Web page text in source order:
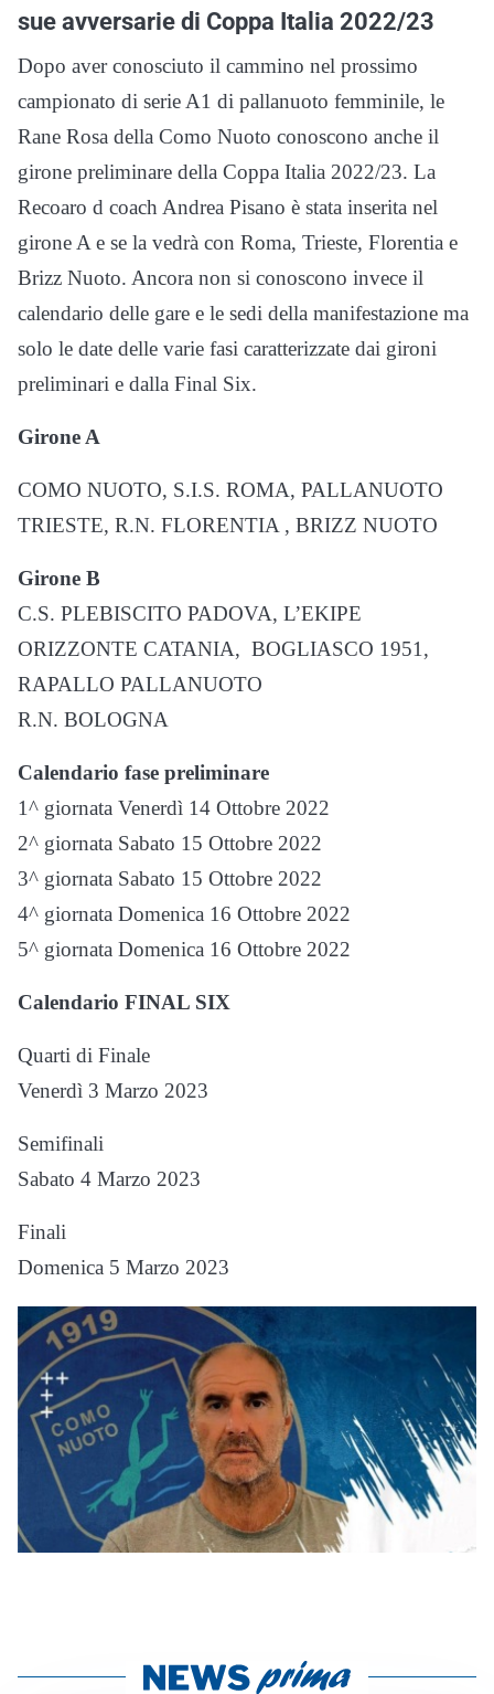
sue avversarie di Coppa Italia 2022/23
Dopo aver conosciuto il cammino nel prossimo
campionato di serie A1 di pallanuoto femminile, le
Rane Rosa della Como Nuoto conoscono anche il
girone preliminare della Coppa Italia 2022/23. La
Recoaro d coach Andrea Pisano è stata inserita nel
girone A e se la vedrà con Roma, Trieste, Florentia e
Brizz Nuoto. Ancora non si conoscono invece il
calendario delle gare e le sedi della manifestazione ma
solo le date delle varie fasi caratterizzate dai gironi
preliminari e dalla Final Six.
Girone A
COMO NUOTO, S.I.S. ROMA, PALLANUOTO
TRIESTE, R.N. FLORENTIA , BRIZZ NUOTO
Girone B
C.S. PLEBISCITO PADOVA, L’EKIPE
ORIZZONTE CATANIA, BOGLIASCO 1951,
RAPALLO PALLANUOTO
R.N. BOLOGNA
Calendario fase preliminare
1^ giornata Venerdì 14 Ottobre 2022
2^ giornata Sabato 15 Ottobre 2022
3^ giornata Sabato 15 Ottobre 2022
4^ giornata Domenica 16 Ottobre 2022
5^ giornata Domenica 16 Ottobre 2022
Calendario FINAL SIX
Quarti di Finale
Venerdì 3 Marzo 2023
Semifinali
Sabato 4 Marzo 2023
Finali
Domenica 5 Marzo 2023